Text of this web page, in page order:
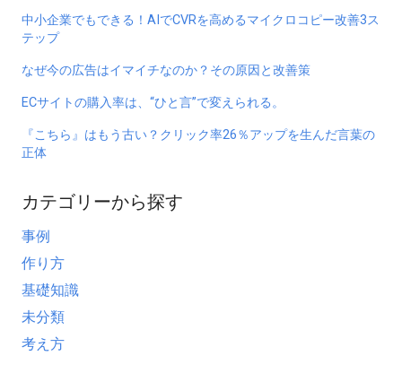
中小企業でもできる！AIでCVRを高めるマイクロコピー改善3ス
テップ
なぜ今の広告はイマイチなのか？その原因と改善策
ECサイトの購入率は、“ひと言”で変えられる。
『こちら』はもう古い？クリック率26％アップを生んだ言葉の
正体
カテゴリーから探す
事例
作り方
基礎知識
未分類
考え方